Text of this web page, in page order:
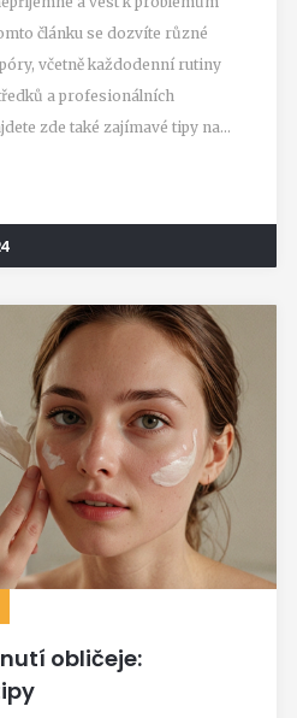
článku se dozvíte různé
včetně každodenní rutiny
a profesionálních
zde také zajímavé tipy na
obličeje: